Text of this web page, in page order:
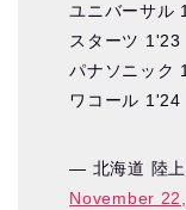
ユニバーサル
スターツ 1'23
パナソニック
ワコール 1'24
— 北海道 陸
November